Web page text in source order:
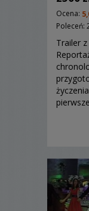
Ocena:
Poleceń:
Trailer